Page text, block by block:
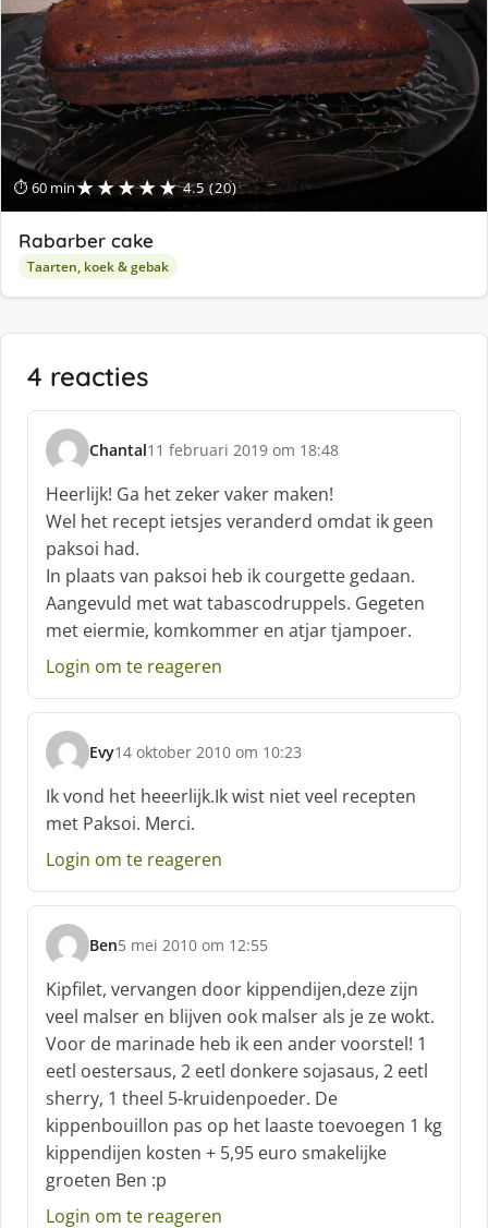
⏱ 60 min★★★★★ 4.5 (20)
Rabarber cake
Taarten, koek & gebak
4 reacties
Chantal
s
c
h
r
e
e
f
11 februari 2019 om 18:48
Heerlijk! Ga het zeker vaker maken!
Wel het recept ietsjes veranderd omdat ik geen
paksoi had.
In plaats van paksoi heb ik courgette gedaan.
Aangevuld met wat tabascodruppels. Gegeten
met eiermie, komkommer en atjar tjampoer.
Login om te reageren
Evy
s
c
h
r
e
f
14 oktober 2010 om 10:23
Ik vond het heeerlijk.Ik wist niet veel recepten
met Paksoi. Merci.
Login om te reageren
Ben
s
c
h
r
e
e
f
:
5 mei 2010 om 12:55
Kipfilet, vervangen door kippendijen,deze zijn
veel malser en blijven ook malser als je ze wokt.
Voor de marinade heb ik een ander voorstel! 1
eetl oestersaus, 2 eetl donkere sojasaus, 2 eetl
sherry, 1 theel 5-kruidenpoeder. De
kippenbouillon pas op het laaste toevoegen 1 kg
kippendijen kosten + 5,95 euro smakelijke
groeten Ben :p
Login om te reageren